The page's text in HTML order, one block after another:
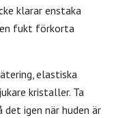
klarar enstaka
fukt förkorta
elastiska
kristaller. Ta
igen när huden är